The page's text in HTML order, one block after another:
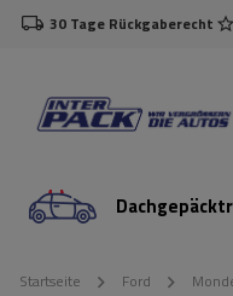
30 Tage Rückgaberecht
Startseite Ford